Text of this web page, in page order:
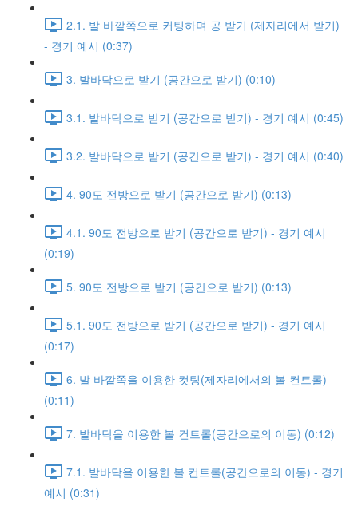
2.1. 발 바깥쪽으로 커팅하며 공 받기 (제자리에서 받기)
- 경기 예시 (0:37)
3. 발바닥으로 받기 (공간으로 받기) (0:10)
3.1. 발바닥으로 받기 (공간으로 받기) - 경기 예시 (0:45)
3.2. 발바닥으로 받기 (공간으로 받기) - 경기 예시 (0:40)
4. 90도 전방으로 받기 (공간으로 받기) (0:13)
4.1. 90도 전방으로 받기 (공간으로 받기) - 경기 예시
(0:19)
5. 90도 전방으로 받기 (공간으로 받기) (0:13)
5.1. 90도 전방으로 받기 (공간으로 받기) - 경기 예시
(0:17)
6. 발 바깥쪽을 이용한 컷팅(제자리에서의 볼 컨트롤)
(0:11)
7. 발바닥을 이용한 볼 컨트롤(공간으로의 이동) (0:12)
7.1. 발바닥을 이용한 볼 컨트롤(공간으로의 이동) - 경기
예시 (0:31)